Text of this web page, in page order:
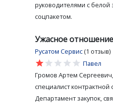
руководителями с белой
соцпакетом.
Ужасное отношение
Русатом Сервис (1 отзыв)
star
star
star
star
star
Павел
Громов Артем
специалист контрактной
Департамент закупок,